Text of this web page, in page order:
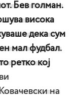
Бев голман.
висока
дека сум
мал фудбал.
ретко кој
на